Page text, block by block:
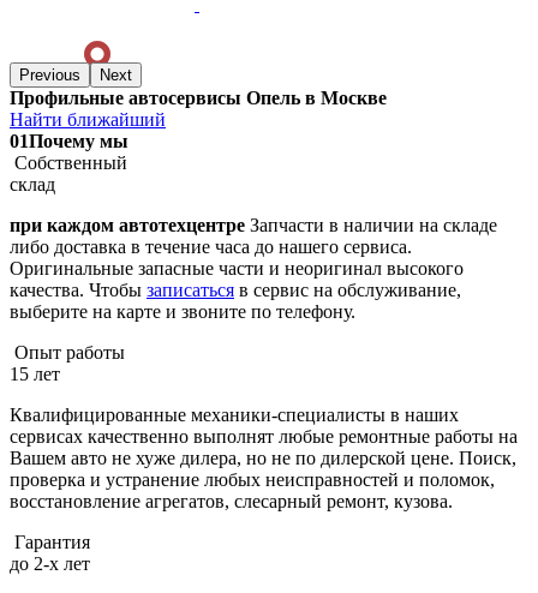
Previous Next
Профильные автосервисы Опель в Москве
Найти ближайший
01Почему мы
Собственный
склад
при каждом автотехцентре Запчасти в наличии на складе
либо доставка в течение часа до нашего сервиса.
Оригинальные запасные части и неоригинал высокого
качества. Чтобы записаться в сервис на обслуживание,
выберите на карте и звоните по телефону.
Опыт работы
15 лет
Квалифицированные механики-специалисты в наших
сервисах качественно выполнят любые ремонтные работы на
Вашем авто не хуже дилера, но не по дилерской цене. Поиск,
проверка и устранение любых неисправностей и поломок,
восстановление агрегатов, слесарный ремонт, кузова.
Гарантия
до 2-х лет